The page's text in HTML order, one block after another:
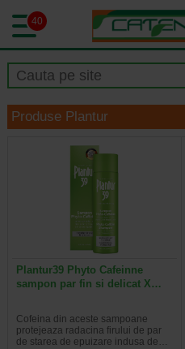
40
Produse Plantur
Plantur39 Phyto Cafeinne
sampon par fin si delicat X…
Cofeina din aceste sampoane
protejeaza radacina firului de par
de starea de epuizare indusa de…